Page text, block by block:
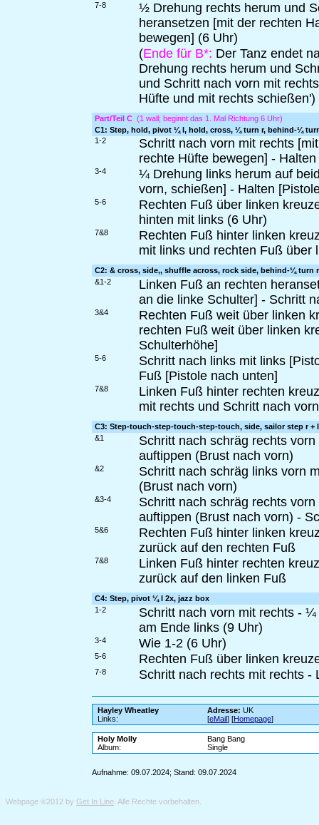
7-8
½ Drehung rechts herum und
heransetzen [mit der rechten
bewegen] (6 Uhr)
(Ende für B*: Der Tanz endet
Drehung rechts herum und
und Schritt nach vorn mit
Hüfte und mit rechts schießen')
Part/Teil C (1 wall; beginnt das 1. Mal Richtung 6 Uhr)
C1: Step, hold, pivot ¼ l, hold, cross, ¼ turn r, behind-¼
1-2
Schritt nach vorn mit rechts
rechte Hüfte bewegen] -
3-4
¼ Drehung links herum auf
vorn, schießen] - Halten
5-6
Rechten Fuß über linken
hinten mit links (6 Uhr)
7&8
Rechten Fuß hinter linken
mit links und rechten Fuß über
C2: & cross, side,, shuffle across, rock side, behind-¼ turn
&1-2
Linken Fuß an rechten
an die linke Schulter] - Schritt
3&4
Rechten Fuß weit über linken
rechten Fuß weit über linken
Schulterhöhe]
5-6
Schritt nach links mit links
Fuß [Pistole nach unten]
7&8
Linken Fuß hinter rechten
mit rechts und Schritt nach
C3: Step-touch-step-touch-step-touch, side, sailor step r + l
&1
Schritt nach schräg rechts
auftippen (Brust nach vorn)
&2
Schritt nach schräg links vorn
(Brust nach vorn)
&3-4
Schritt nach schräg rechts
auftippen (Brust nach vorn) -
5&6
Rechten Fuß hinter linken
zurück auf den rechten Fuß
7&8
Linken Fuß hinter rechten
zurück auf den linken Fuß
C4: Step, pivot ¼ l 2x, jazz box
1-2
Schritt nach vorn mit rechts -
am Ende links (9 Uhr)
3-4 Wie 1-2 (6 Uhr)
5-6 Rechten Fuß über linken
7-8 Schritt nach rechts mit rechts -
Hayley Wheatley Adresse: UK
Links:
[eMail] [Homepage]
Holy Molly
Bang Bang
Album:
Single
Aufnahme: 09.07.2024; Stand: 09.07.2024
Webpage ©2012 by Get In Line . Alle Rechte vorbehalten.